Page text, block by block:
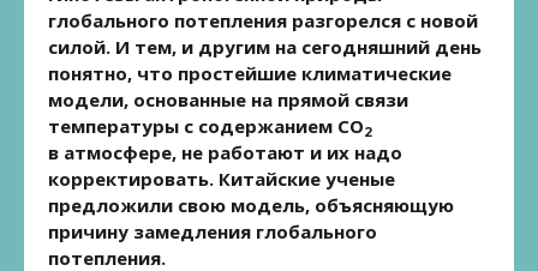
глобального потепления разгорелся с новой
силой. И тем, и другим на сегодняшний день
понятно, что простейшие климатические
модели, основанные на прямой связи
температуры с содержанием СО2
в атмосфере, не работают и их надо
корректировать. Китайские ученые
предложили свою модель, объясняющую
причину замедления глобального
потепления.